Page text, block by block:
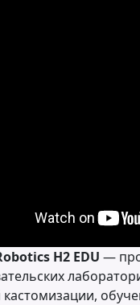
H2 EDU —
кастомизации,